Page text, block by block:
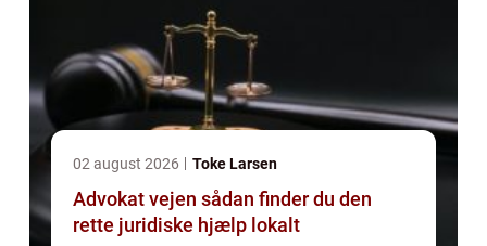
02 august 2026 Toke Larsen
Advokat vejen sådan finder du den
rette juridiske hjælp lokalt